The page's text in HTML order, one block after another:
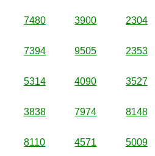
7480 3900 2304
7394 9505 2353
5314 4090 3527
3838 7974 8148
8110 4571 5009